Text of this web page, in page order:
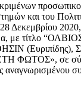
και του
Δεκεμβρίου
με τίτλο
(Ευριπίδης),
ΦΩΤΟΣ», σε
αναγνωρισμένου